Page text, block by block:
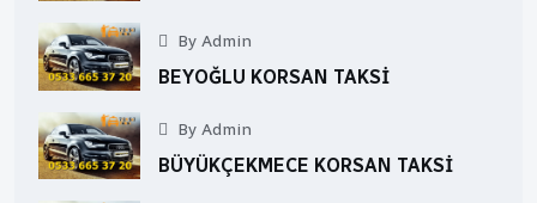
By Admin
BEYOĞLU KORSAN TAKSI
By Admin
BÜYÜKÇEKMECE KORSAN TAKSI